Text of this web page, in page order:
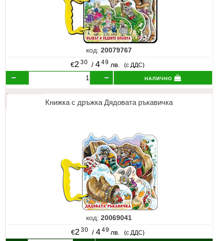
код: 20079767
€2 30 /4 49 лв. (с ДДС)
налично
Книжка с дръжка Дядовата ръкавичка
код:20069041
€2 30 / 4 49 лв. (с ДДС)